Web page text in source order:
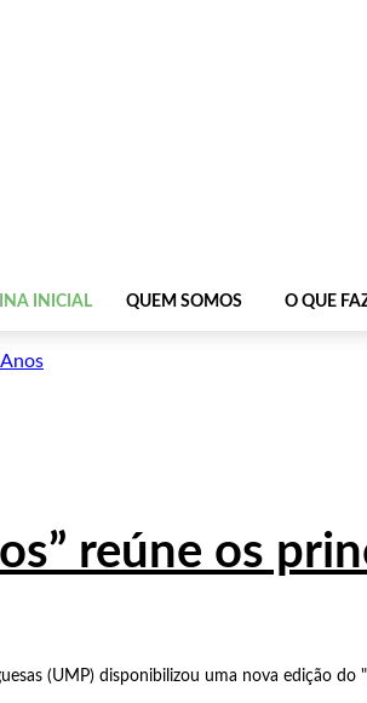
INICIAL QUEM SOMOS O QUE
reúne os
(UMP) disponibilizou uma nova edição